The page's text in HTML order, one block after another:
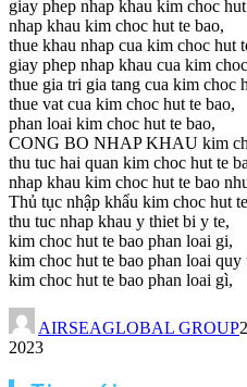
giay phep nhap khau kim choc
nhap khau kim choc hut te bao,
thue khau nhap cua kim choc hut
giay phep nhap khau cua kim
thue gia tri gia tang cua kim choc
thue vat cua kim choc hut te bao,
phan loai kim choc hut te bao,
CONG BO NHAP KHAU kim
thu tuc hai quan kim choc hut te
nhap khau kim choc hut te bao
Thủ tục nhập khẩu kim choc hut
thu tuc nhap khau y thiet bi y te,
kim choc hut te bao phan loai gi,
kim choc hut te bao phan loai quy
kim choc hut te bao phan loai gì,
AIRSEAGLOBAL GROUP
2023